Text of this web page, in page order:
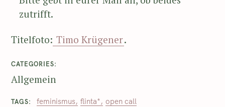
zutrifft.
Titelfoto: Timo Krügener.
CATEGORIES
Allgemein
TAGS feminismus flinta* open call